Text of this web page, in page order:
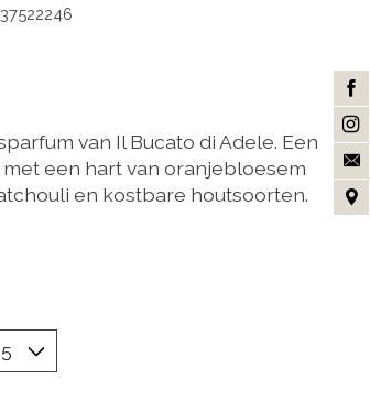
van Il Bucato di Adele. Een
een hart van oranjebloesem
en kostbare houtsoorten.